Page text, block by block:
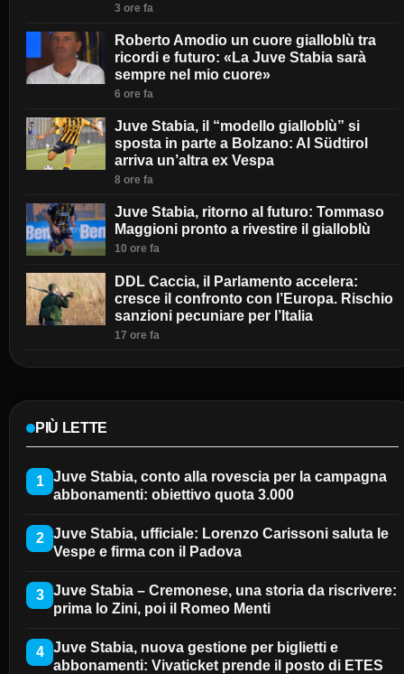
3 ore fa
Roberto Amodio un cuore gialloblù tra
ricordi e futuro: «La Juve Stabia sarà
sempre nel mio cuore»
6 ore fa
Juve Stabia, il “modello gialloblù” si
sposta in parte a Bolzano: Al Südtirol
arriva un’altra ex Vespa
8 ore fa
Juve Stabia, ritorno al futuro: Tommaso
Maggioni pronto a rivestire il gialloblù
10 ore fa
DDL Caccia, il Parlamento accelera:
cresce il confronto con l’Europa. Rischio
sanzioni pecuniare per l’Italia
17 ore fa
PIÙ LETTE
1
Juve Stabia, conto alla rovescia per la campagna
abbonamenti: obiettivo quota 3.000
2
Juve Stabia, ufficiale: Lorenzo Carissoni saluta le
Vespe e firma con il Padova
3
Juve Stabia – Cremonese, una storia da riscrivere:
prima lo Zini, poi il Romeo Menti
4
Juve Stabia, nuova gestione per biglietti e
abbonamenti: Vivaticket prende il posto di ETES